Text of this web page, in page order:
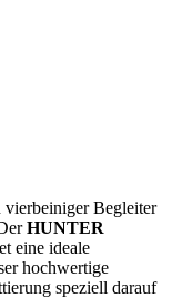
vierbeiniger Begleiter
HUNTER
eine ideale
hochwertige
speziell darauf